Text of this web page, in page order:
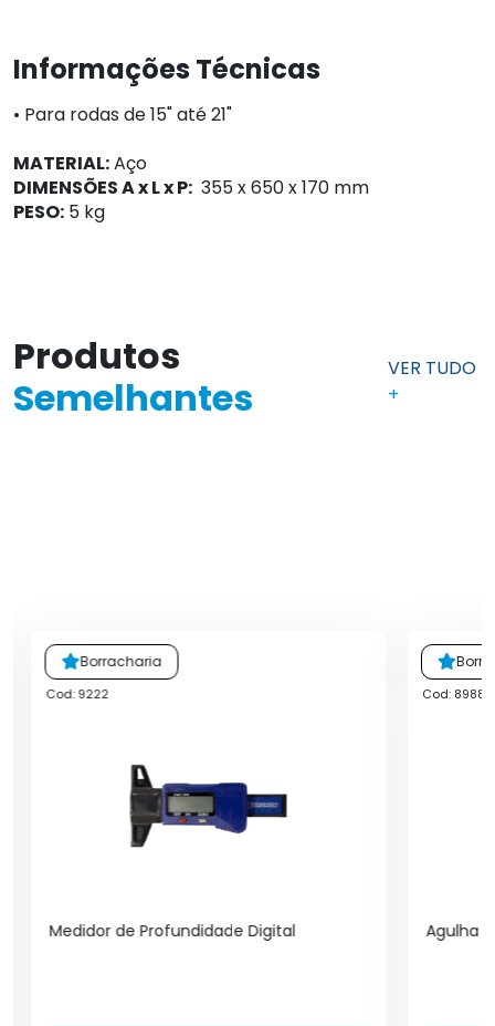
Informações Técnicas
• Para rodas de 15" até 21"
MATERIAL:Aço
DIMENSÕES A x L x P: 355 x 650 x 170 mm
PESO: 5 kg
Produtos
Semelhantes
VER TUDO
+
Borracharia
Cod: 9222
Medidor de Profundidade Digital
Cod:
Agulha